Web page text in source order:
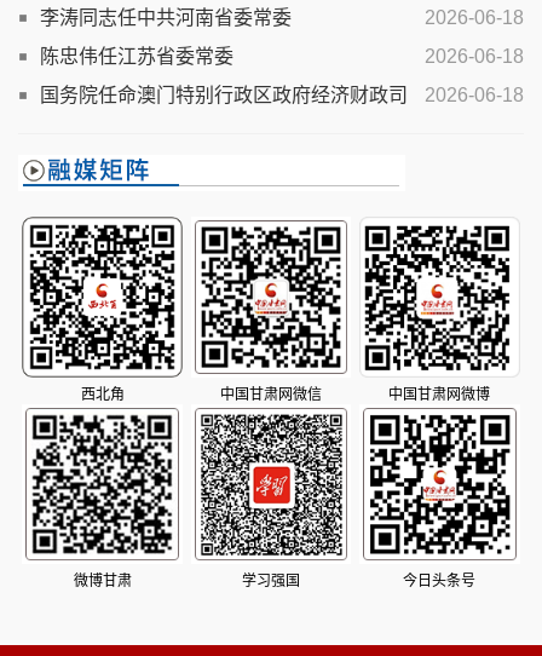
日）
2026-06-18
李涛同志任中共河南省委常委
2026-06-18
陈忠伟任江苏省委常委
2026-06-18
国务院任命澳门特别行政区政府经济财政司
西北角 中国甘肃网微信 中国甘肃网微博
微博甘肃 学习强国 今日头条号